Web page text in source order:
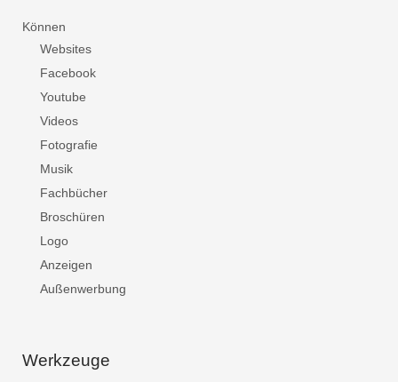
Können
Websites
Facebook
Youtube
Videos
Fotografie
Musik
Fachbücher
Broschüren
Logo
Anzeigen
Außenwerbung
Werkzeuge